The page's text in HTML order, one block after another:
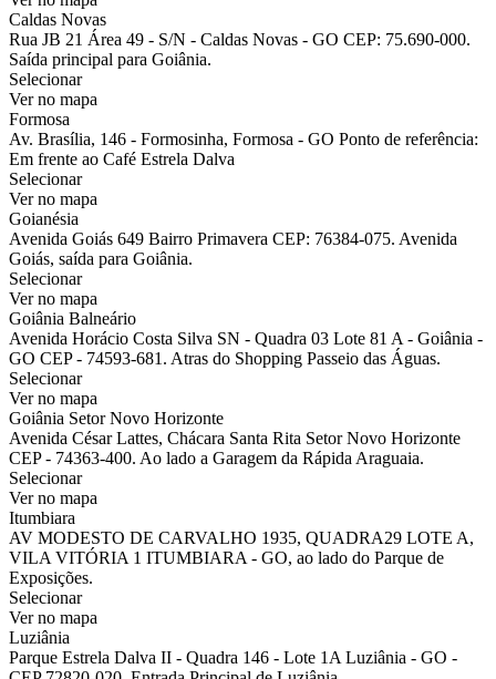
Caldas Novas
Rua JB 21 Área 49 - S/N - Caldas Novas - GO CEP: 75.690-000.
Saída principal para Goiânia.
Selecionar
Ver no mapa
Formosa
Av. Brasília, 146 - Formosinha, Formosa - GO Ponto de referência:
Em frente ao Café Estrela Dalva
Selecionar
Ver no mapa
Goianésia
Avenida Goiás 649 Bairro Primavera CEP: 76384-075. Avenida
Goiás, saída para Goiânia.
Selecionar
Ver no mapa
Goiânia Balneário
Avenida Horácio Costa Silva SN - Quadra 03 Lote 81 A - Goiânia -
GO CEP - 74593-681. Atras do Shopping Passeio das Águas.
Selecionar
Ver no mapa
Goiânia Setor Novo Horizonte
Avenida César Lattes, Chácara Santa Rita Setor Novo Horizonte
CEP - 74363-400. Ao lado a Garagem da Rápida Araguaia.
Selecionar
Ver no mapa
Itumbiara
AV MODESTO DE CARVALHO 1935, QUADRA29 LOTE A,
VILA VITÓRIA 1 ITUMBIARA - GO, ao lado do Parque de
Exposições.
Selecionar
Ver no mapa
Luziânia
Parque Estrela Dalva II - Quadra 146 - Lote 1A Luziânia - GO -